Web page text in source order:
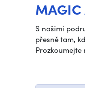
MAGIC
S našimi
přesně tam,